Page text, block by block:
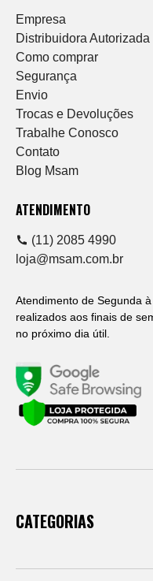
Empresa
Distribuidora Autorizada
Como comprar
Segurança
Envio
Trocas e Devoluções
Trabalhe Conosco
Contato
Blog Msam
ATENDIMENTO
(11) 2085 4990
loja@msam.com.br
Atendimento de Segunda
realizados aos finais de
no próximo dia útil.
CATEGORIAS